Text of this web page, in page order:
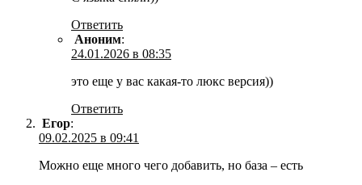
Ответить
Аноним:
24.01.2026 в 08:35
это еще у вас какая-то люкс версия))
Ответить
Егор:
09.02.2025 в 09:41
Можно еще много чего добавить, но база – есть